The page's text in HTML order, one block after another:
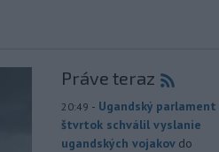
Práve teraz
20:49 - Ugandský parlament
štvrtok schválil vyslanie
ugandských vojakov do